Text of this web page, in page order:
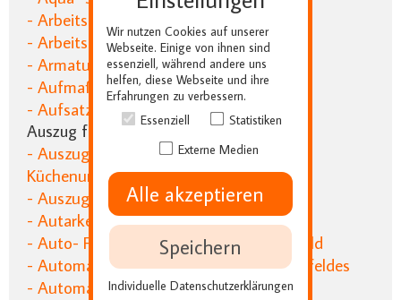
- Arbeitsablauf in der Einbauküche
- Arbeitshöhe der Küchenbereiche
- Armaturen in Einbauküchen
- Aufmaß für die Küchenplanung
- Aufsatzschrank für die Einbauküche
Auszug für die Küchenschränke
- Auszugstisch zum ausziehen für den
Küchenunterschrank
- Auszugswagen für den Backofen
- Autarke Kochfelder für die Küche
- Auto- Focus für das intelligente Kochfeld
- Automatik Kochplatte des Küchenkochfeldes
- Automatik Tür für Küchenkühlgeräte
Wir nutzen Cookies auf unserer
Webseite. Einige von ihnen sind
essenziell, während andere uns
helfen, diese Webseite und ihre
Erfahrungen zu verbessern.
Essenziell
Statistiken
Externe Medien
Alle akzeptieren
Speichern
Individuelle Datenschutzerklärungen